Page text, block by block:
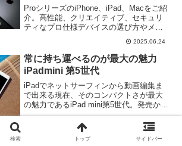
ProシリーズのiPhone、iPad、Macをご紹
介。高性能、クリエイティブ、セキュリ
ティなプロ仕様デバイスの選び方やメリ
ットを探ります。プロフェッショナルな
ユーザーに向けた最新テクノロジーを！
2025.06.24
常に持ち運べるのが最大の魅力
iPadmini 第5世代
iPadでネットサーフィンから動画編集ま
で出来る現在、そのコンパクトさが最大
の魅力であるiPad mini第5世代。発売から
4年経過していますが、サイズがminiなだ
けであってその実力はminiではないので
す。そんなiPadminiの魅力を今回はご紹
介したいと思います。
2021.04.29
iPhoneとMacを活用し一体感を
検索 トップ サイドバー